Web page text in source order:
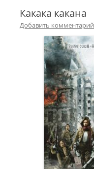
Какака какана
Добавить комментарий